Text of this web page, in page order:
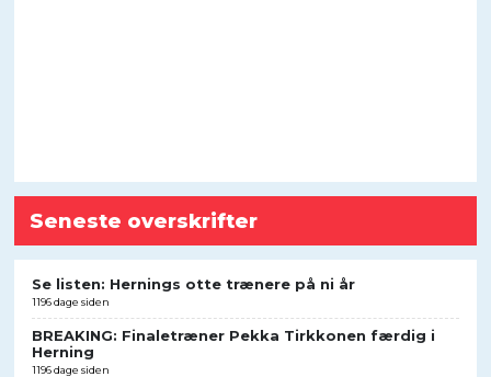
Seneste overskrifter
Se listen: Hernings otte trænere på ni år
1196 dage siden
BREAKING: Finaletræner Pekka Tirkkonen færdig i
Herning
1196 dage siden